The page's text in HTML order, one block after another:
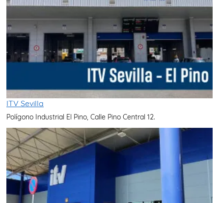
ITV Sevilla
Polígono Industrial El Pino, Calle Pino Central 12.